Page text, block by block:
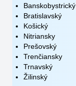
Banskobystrický
Bratislavský
Košický
Nitriansky
Prešovský
Trenčiansky
Trnavský
Žilinský